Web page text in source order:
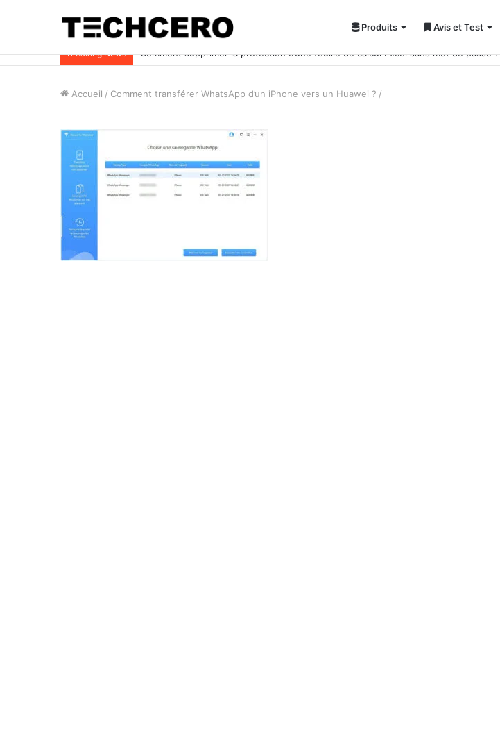
Produits Avis et Test
Breaking News Comment supprimer la protection d’une feuille de calcul Excel sans mot de passe ?
Accueil / Comment transférer WhatsApp d’un iPhone vers un Huawei ? /